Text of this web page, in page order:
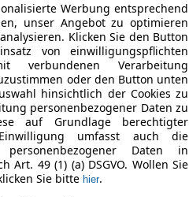
Werbung entsprechend
unser Angebot zu optimieren
Klicken Sie den Button
von einwilligungspflichten
Verarbeitung
oder den Button unten
hinsichtlich der Cookies zu
personenbezogener Daten zu
auf Grundlage berechtigter
umfasst auch die
Daten in
Art. 49 (1) (a) DSGVO. Wollen Sie
Sie bitte hier.